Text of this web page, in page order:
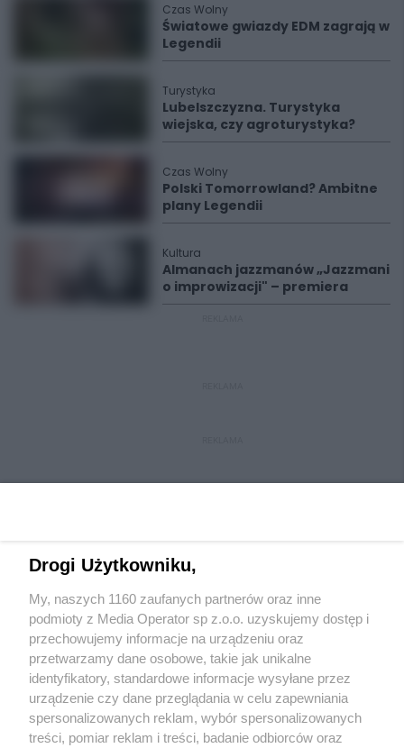
Czas Wolny
Światowe gwiazdy EDM zagrają w
Legendii
Turystyka
Lubelszczyzna. Turystyka
wiejska, czy agroturystyka?
Czas Wolny
Polski Tomorrowland? Ambitne
plany Legendii
Kultura
Almanach jazzmanów „Jazzmani
o improwizacji" – premiera
Wydawca mediówlokalnych
Nie zapomnij
zapoznać się z:
polityką prywatności
Drogi Użytkowniku,
My, naszych 1160 zaufanych partnerów oraz inne
podmioty z Media Operator sp z.o.o. uzyskujemy dostęp i
przechowujemy informacje na urządzeniu oraz
przetwarzamy dane osobowe, takie jak unikalne
identyfikatory, standardowe informacje wysyłane przez
urządzenie czy dane przeglądania w celu zapewniania
spersonalizowanych reklam, wybór spersonalizowanych
treści, pomiar reklam i treści, badanie odbiorców oraz